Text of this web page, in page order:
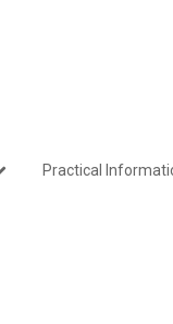
Practical